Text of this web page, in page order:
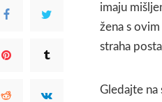
imaju
žena s
straha
Gledajte